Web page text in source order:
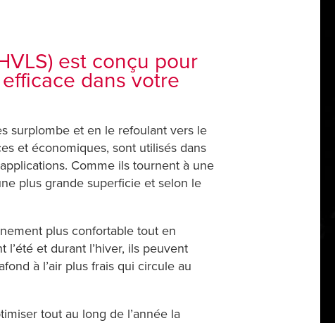
est conçu pour
dans votre
surplombe et en le refoulant vers le
et économiques, sont utilisés dans
Comme ils tournent à une
plus grande superficie et selon le
plus confortable tout en
et durant l’hiver, ils peuvent
à l’air plus frais qui circule au
tout au long de l’année la